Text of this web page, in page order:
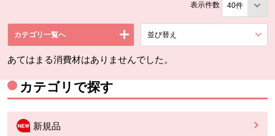
表示件数
カテゴリ一覧へ 並び替え
あてはまる消費材はありませんでした。
カテゴリで探す
新規品